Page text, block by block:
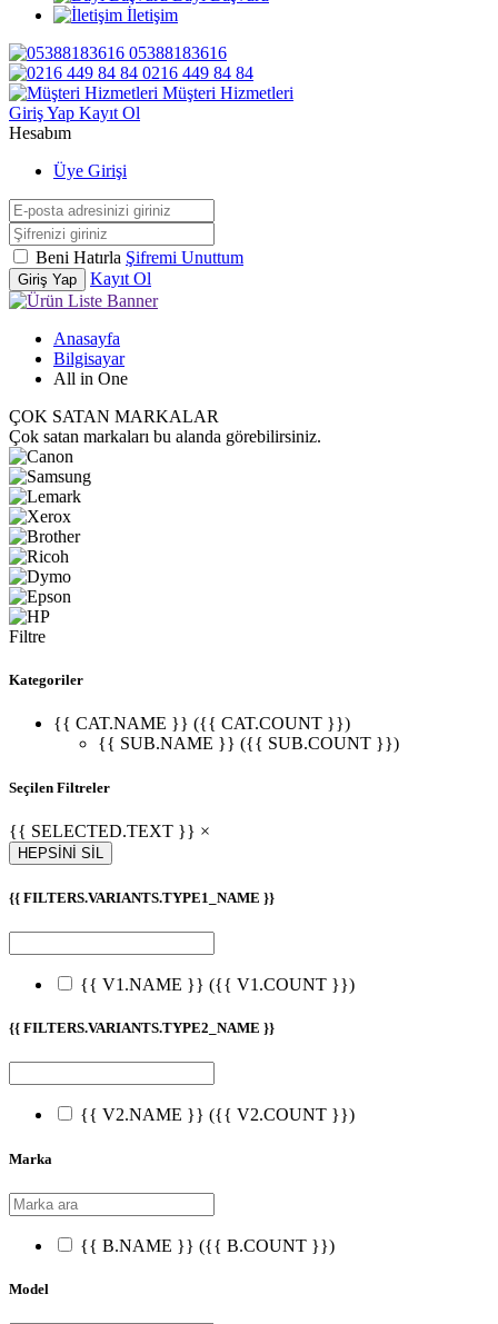
İletişim
05388183616
0216 449 84 84
Müşteri Hizmetleri
Giriş Yap Kayıt Ol
Hesabım
Üye Girişi
Beni Hatırla Şifremi Unuttum
Giriş Yap Kayıt Ol
Anasayfa
Bilgisayar
All in One
ÇOK SATAN MARKALAR
Çok satan markaları bu alanda görebilirsiniz.
Filtre
Kategoriler
{{ CAT.NAME }} ({{ CAT.COUNT }})
{{ SUB.NAME }} ({{ SUB.COUNT }})
Seçilen Filtreler
{{ SELECTED.TEXT }} ×
HEPSİNİ SİL
{{ FILTERS.VARIANTS.TYPE1_NAME }}
{{ V1.NAME }} ({{ V1.COUNT }})
{{ FILTERS.VARIANTS.TYPE2_NAME }}
{{ V2.NAME }} ({{ V2.COUNT }})
Marka
{{ B.NAME }} ({{ B.COUNT }})
Model